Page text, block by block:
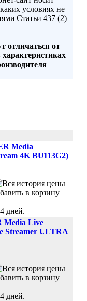
условиях не
Статьи 437 (2)
отличаться от
Media
4K BU113G2)
в корзину
дней.
Media Live
Streamer ULTRA
в корзину
дней.